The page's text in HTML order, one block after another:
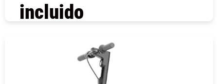
incluido